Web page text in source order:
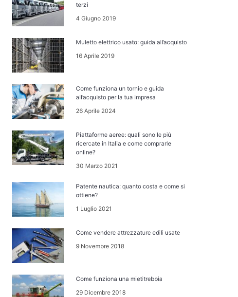
terzi
4 Giugno 2019
Muletto elettrico usato: guida all’acquisto
16 Aprile 2019
Come funziona un tornio e guida
all’acquisto per la tua impresa
26 Aprile 2024
Piattaforme aeree: quali sono le più
ricercate in Italia e come comprarle
online?
30 Marzo 2021
Patente nautica: quanto costa e come si
ottiene?
1 Luglio 2021
Come vendere attrezzature edili usate
9 Novembre 2018
Come funziona una mietitrebbia
29 Dicembre 2018